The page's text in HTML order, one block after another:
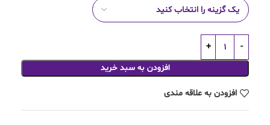
افزودن به سبد خرید
افزودن به علاقه مندی